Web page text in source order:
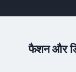
फैशन और